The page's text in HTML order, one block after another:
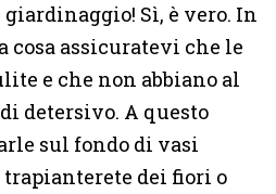
giardinaggio! Sì, è vero. In
cosa assicuratevi che le
e che non abbiano al
detersivo. A questo
sul fondo di vasi
dei fiori o